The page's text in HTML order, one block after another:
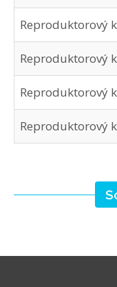
Reproduktorový
Reproduktorový
Reproduktorový
Reproduktorový